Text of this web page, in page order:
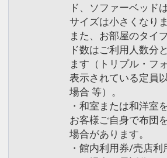
ド、ソファーベッド
サイズは小さくなりま
また、お部屋のタイ
ド数はご利用人数分
ます（トリプル・フ
表示されている定員
場合 等）。
・和室または和洋室
お客様ご自身で布団
場合があります。
・館内利用券/売店利